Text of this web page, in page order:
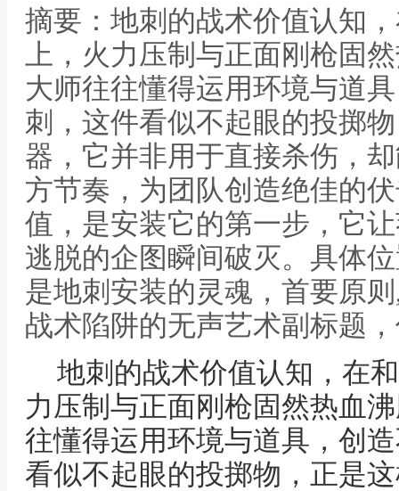
摘要：地刺的战术价值认知
上，火力压制与正面刚枪固
大师往往懂得运用环境与道
刺，这件看似不起眼的投掷
器，它并非用于直接杀伤，
方节奏，为团队创造绝佳的
值，是安装它的第一步，它
逃脱的企图瞬间破灭。具体
是地刺安装的灵魂，首要原
战术陷阱的无声艺术副标题
地刺的战术价值认知，在
力压制与正面刚枪固然热血
往懂得运用环境与道具，创
看似不起眼的投掷物，正是